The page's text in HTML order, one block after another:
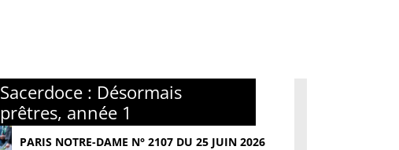
Sacerdoce : Désormais
prêtres, année 1
PARIS NOTRE-DAME N° 2107 DU 25 JUIN 2026